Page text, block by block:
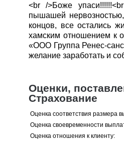
<br />Боже
пышашей
концов, все остались
хамским отношением к
«ООО Группа Ренес-
желание заработать и
Оценки,
Страхование
Оценка соответствия размера
Оценка своевременности
Оценка отношения к клиенту: